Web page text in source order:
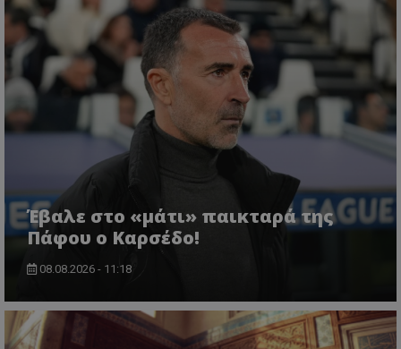
Έβαλε στο «μάτι» παικταρά της
Πάφου ο Καρσέδο!
08.08.2026 - 11:18